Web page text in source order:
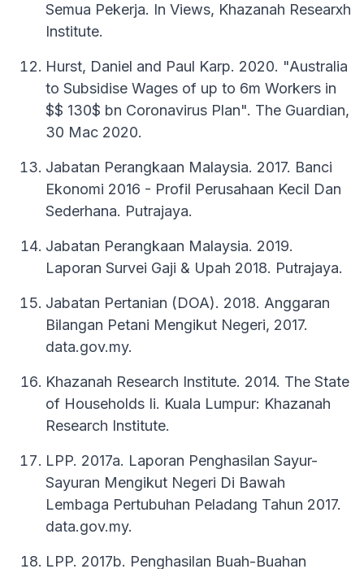
Semua Pekerja. In Views, Khazanah Researxh
Institute.
Hurst, Daniel and Paul Karp. 2020. "Australia
to Subsidise Wages of up to 6m Workers in
$$ 130$ bn Coronavirus Plan". The Guardian,
30 Mac 2020.
Jabatan Perangkaan Malaysia. 2017. Banci
Ekonomi 2016 - Profil Perusahaan Kecil Dan
Sederhana. Putrajaya.
Jabatan Perangkaan Malaysia. 2019.
Laporan Survei Gaji & Upah 2018. Putrajaya.
Jabatan Pertanian (DOA). 2018. Anggaran
Bilangan Petani Mengikut Negeri, 2017.
data.gov.my.
Khazanah Research Institute. 2014. The State
of Households Ii. Kuala Lumpur: Khazanah
Research Institute.
LPP. 2017a. Laporan Penghasilan Sayur-
Sayuran Mengikut Negeri Di Bawah
Lembaga Pertubuhan Peladang Tahun 2017.
data.gov.my.
LPP. 2017b. Penghasilan Buah-Buahan